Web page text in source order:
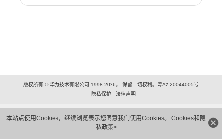
本站点使用Cookies，继续浏览表示您同意我们使用Cookies。 Cookies和隐
私政策>
版权所有 © 华为技术有限公司 1998-2026。 保留一切权利。粤A2-20044005号
隐私保护
法律声明